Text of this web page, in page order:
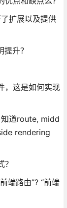
扩展以及提供
升？
，这是如何实现
道route, midd
rendering
端路由”? “前端